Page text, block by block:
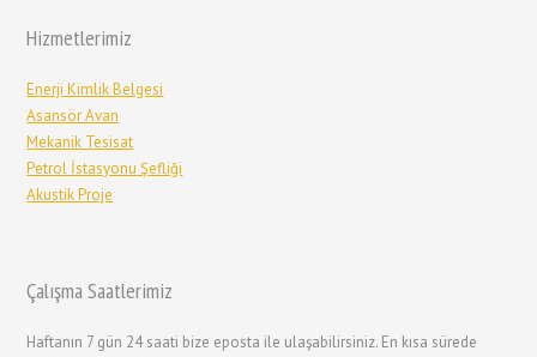
Hizmetlerimiz
Enerji Kimlik Belgesi
Asansör Avan
Mekanik Tesisat
Petrol İstasyonu Şefliği
Akustik Proje
Çalışma Saatlerimiz
Haftanın 7 gün 24 saati bize eposta ile ulaşabilirsiniz. En kısa sürede